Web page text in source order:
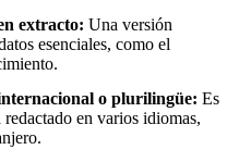
extracto: Una versión
esenciales, como el
o plurilingüe: Es
en varios idiomas,